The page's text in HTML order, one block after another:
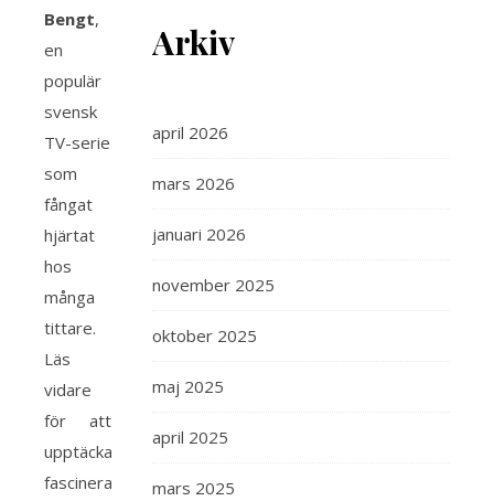
Bengt,
en
populär
svensk
TV-serie
som
fångat
hjärtat
hos
många
tittare.
Läs
vidare
för att
upptäcka
fascinerande
Arkiv
april 2026
mars 2026
januari 2026
november 2025
oktober 2025
maj 2025
april 2025
mars 2025